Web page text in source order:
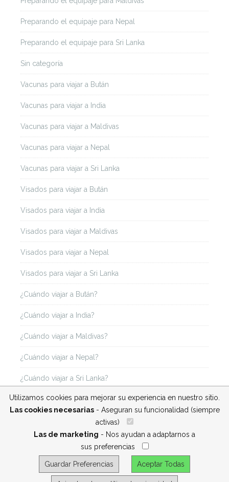
Preparando el equipaje para Nepal
Preparando el equipaje para Sri Lanka
Sin categoría
Vacunas para viajar a Bután
Vacunas para viajar a India
Vacunas para viajar a Maldivas
Vacunas para viajar a Nepal
Vacunas para viajar a Sri Lanka
Visados para viajar a Bután
Visados para viajar a India
Visados para viajar a Maldivas
Visados para viajar a Nepal
Visados para viajar a Sri Lanka
¿Cuándo viajar a Bután?
¿Cuándo viajar a India?
¿Cuándo viajar a Maldivas?
¿Cuándo viajar a Nepal?
¿Cuándo viajar a Sri Lanka?
Designed By Themeum
l All Rights Reserved.
Utilizamos cookies para mejorar su experiencia en nuestro sitio.
Las cookies necesarias- Aseguran su funcionalidad (siempre
activas)
Las de marketing - Nos ayudan a adaptarnos a
sus preferencias
Guardar Preferencias Aceptar Todas